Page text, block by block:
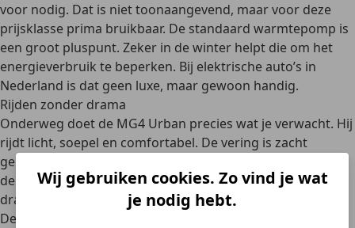
Wij gebruiken cookies. Zo vind je wat
je nodig hebt.
voor nodig. Dat is niet toonaangevend, maar voor deze
prijsklasse prima bruikbaar. De standaard warmtepomp is
een groot pluspunt. Zeker in de winter helpt die om het
energieverbruik te beperken. Bij elektrische auto’s in
Nederland is dat geen luxe, maar gewoon handig.
Rijden zonder drama
Onderweg doet de MG4 Urban precies wat je verwacht. Hij
rijdt licht, soepel en comfortabel. De vering is zacht
genoeg om drempels en klinkers netjes op te vangen. In
de stad voelt de auto wendbaar aan, mede dankzij de
draaicirkel van 10,5 meter. Op de snelweg blijft hij stabiel.
De besturing is licht en niet bijzonder communicatief. Wie